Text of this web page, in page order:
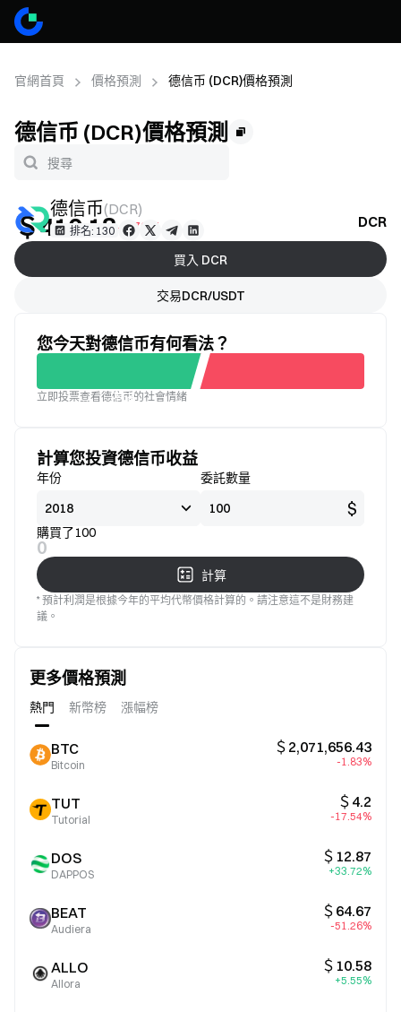
官網首頁 價格預測 德信币 (DCR)價格預測
德信币 (DCR)價格預測
德信币(DCR)
排名: 130 DCR
＄410.18-0.76%
買入 DCR
交易DCR/USDT
您今天對德信币有何看法？
標準
不滿
立即投票查看德信币的社會情緒
計算您投資德信币收益
年份 委託數量
$
購買了100
0
計算
* 預計利潤是根據今年的平均代幣價格計算的。請注意這不是財務建
議。
更多價格預測
熱門 新幣榜 漲幅榜
BTC
Bitcoin
＄2,071,656.43
-1.83%
TUT
Tutorial
＄4.2
-17.54%
DOS
DAPPOS
＄12.87
+33.72%
BEAT
Audiera
＄64.67
-51.26%
ALLO
Allora
＄10.58
+5.55%